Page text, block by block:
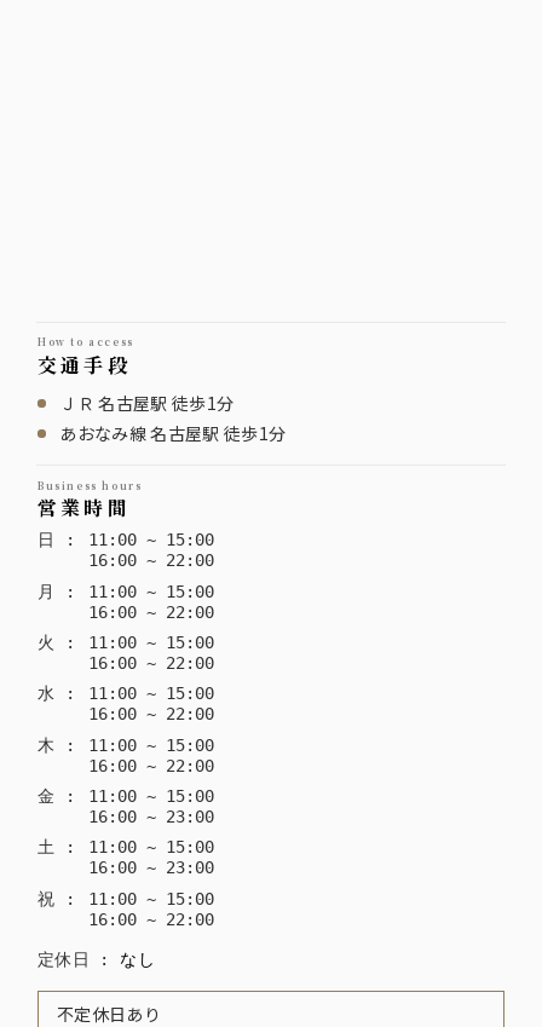
how to access
交通手段
ＪＲ 名古屋駅 徒歩1分
あおなみ線 名古屋駅 徒歩1分
business hours
営業時間
日 : 11 : 00 ~ 15: 00
16: 00 ~ 22 : 00
月
: 11 : 00 ~ 15: 00
16: 00 ~ 22 : 00
火
: 11 : 00 ~ 15: 00
16: 00 ~ 22 : 00
水 : 11: 00 ~ 15: 00
16: 00 ~ 22: 00
木 : 11 : 00 ~ 15: 00
16: 00 ~ 22 : 00
金 : 11 : 00 ~ 15: 00
16: 00 ~ 23: 00
土 : 11: 00 ~ 15: 00
16: 00 ~ 23: 00
祝 : 11 : 00 ~ 15: 00
16: 00 ~ 22 : 00
定休日 : なし
不定休日あり